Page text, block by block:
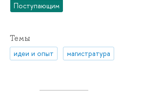
Поступающим
Темы
идеи и опыт магистратура